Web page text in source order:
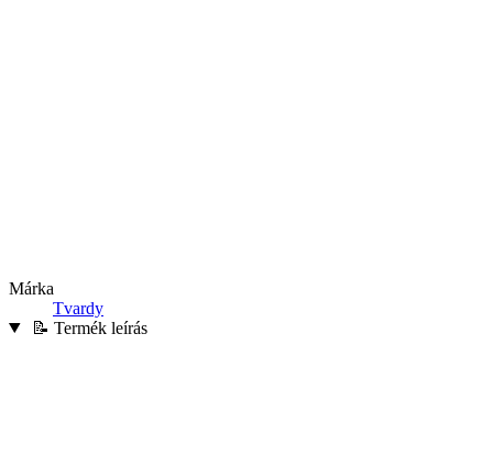
Márka
Tvardy
📝 Termék leírás